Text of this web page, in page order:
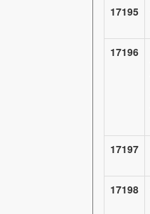
17195
17196
17197
17198